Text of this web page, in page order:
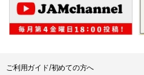
ご利用ガイド/初めての方へ